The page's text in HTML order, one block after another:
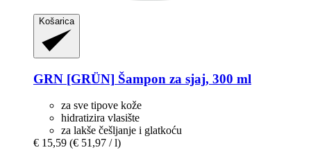
Košarica
GRN [GRÜN] Šampon za sjaj, 300 ml
za sve tipove kože
hidratizira vlasište
za lakše češljanje i glatkoću
€ 15,59 (€ 51,97 / l)